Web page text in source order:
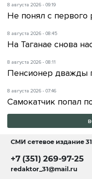
8 августа 2026 - 09:19
Не понял с первого
8 августа 2026 - 08:45
На Таганае снова
8 августа 2026 - 08:11
Пенсионер дважды
8 августа 2026 - 07:46
Самокатчик попал
СМИ сетевое издание
+7 (351) 269-97-25
redaktor_31@mail.ru